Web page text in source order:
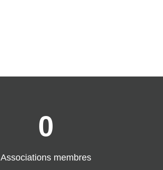
0
Associations membres